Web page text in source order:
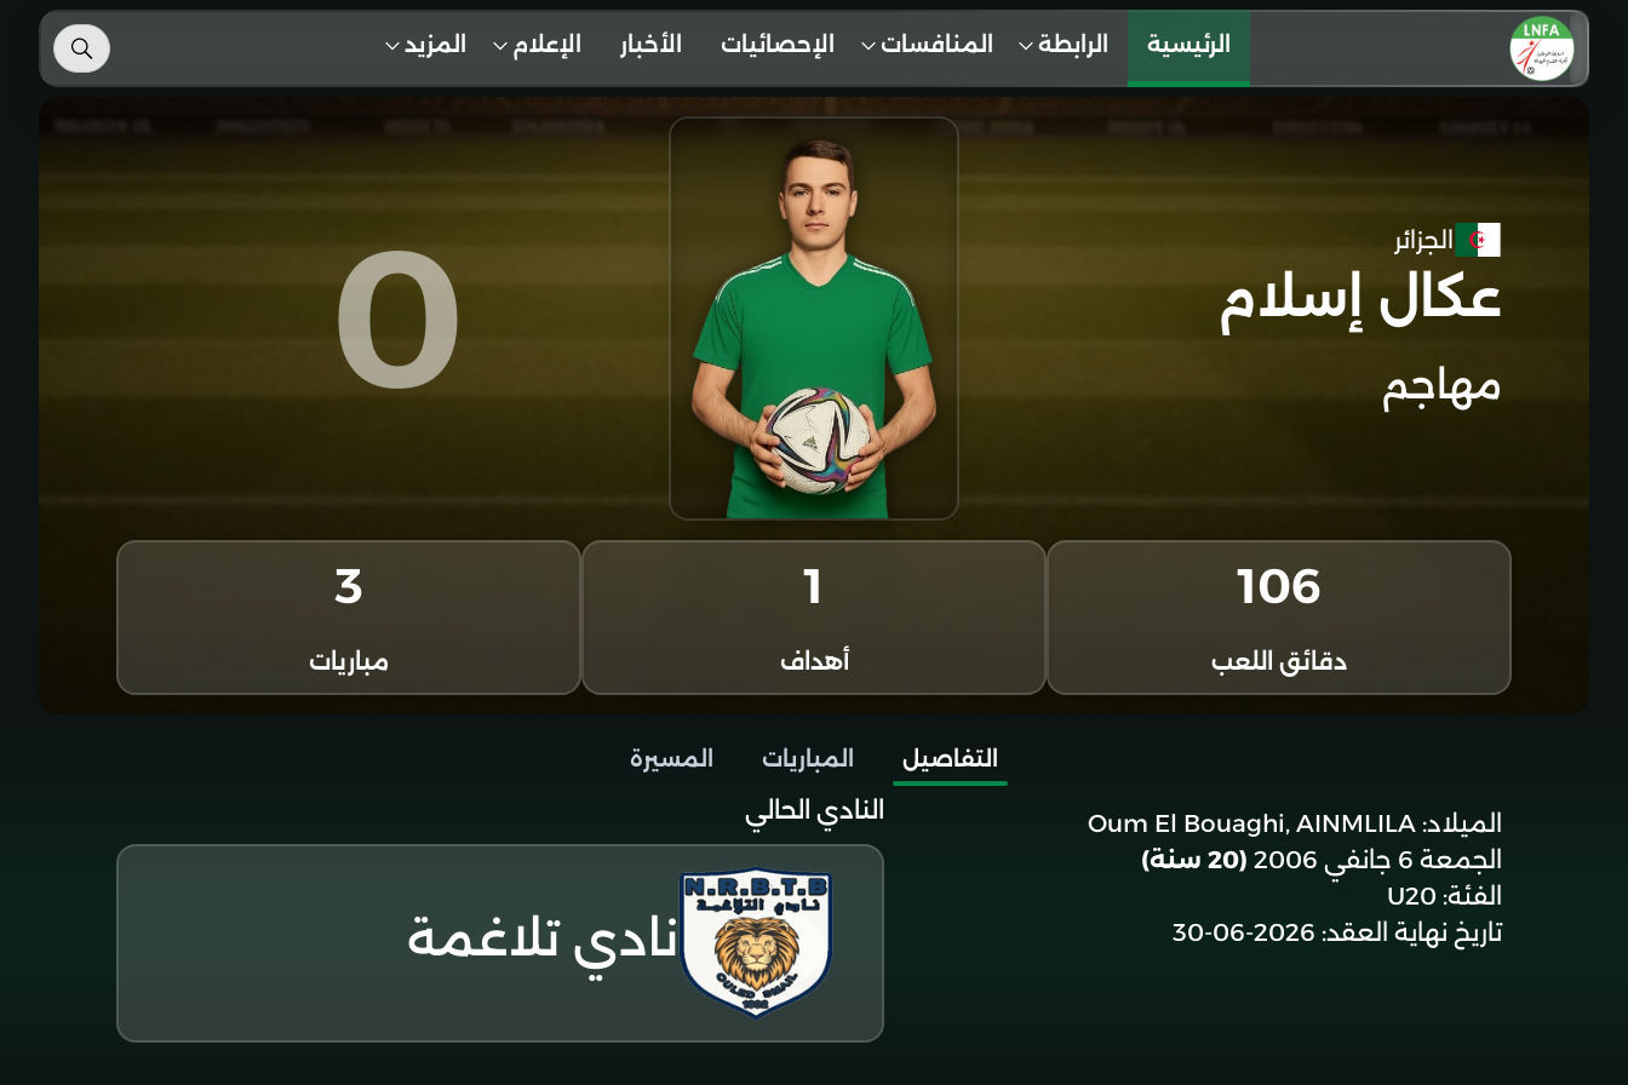
الرئيسية الرابطة المنافسات الإحصائيات الأخبار الإعلام المزيد
الجزائر
عكال إسلام
مهاجم 0
106
دقائق اللعب
1
أهداف
3
مباريات
التفاصيل المباريات المسيرة
الميلاد: Oum El Bouaghi, AINMLILA
الجمعة 6 جانفي 2006
(20 سنة)
الفئة: U20
تاريخ نهاية العقد: 2026-06-30
النادي الحالي
نادي تلاغمة